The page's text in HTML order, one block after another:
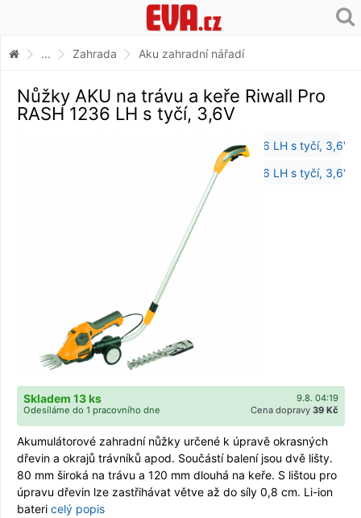
... Zahrada Aku zahradní nářadí
Nůžky AKU na trávu a keře Riwall Pro
RASH 1236 LH s tyčí, 3,6V
9.8. 04:19
Skladem 13 ks
Cena dopravy 39 Kč
Odesíláme do 1 pracovního dne
Akumulátorové zahradní nůžky určené k úpravě okrasných
dřevin a okrajů trávníků apod. Součástí balení jsou dvě lišty.
80 mm široká na trávu a 120 mm dlouhá na keře. S lištou pro
úpravu dřevin lze zastřihávat větve až do síly 0,8 cm. Li-ion
bateri celý popis